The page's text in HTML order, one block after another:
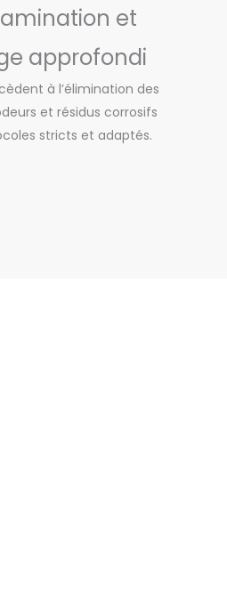
et
approfondi
à l’élimination des
et résidus corrosifs
stricts et adaptés.